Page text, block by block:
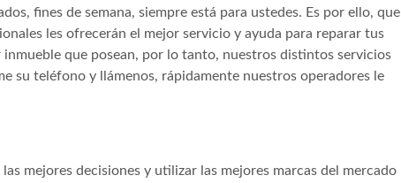
fines de semana, siempre está para ustedes. Es por ello, que
les ofrecerán el mejor servicio y ayuda para reparar tus
que posean, por lo tanto, nuestros distintos servicios
su teléfono y llámenos, rápidamente nuestros operadores le
mejores decisiones y utilizar las mejores marcas del mercado